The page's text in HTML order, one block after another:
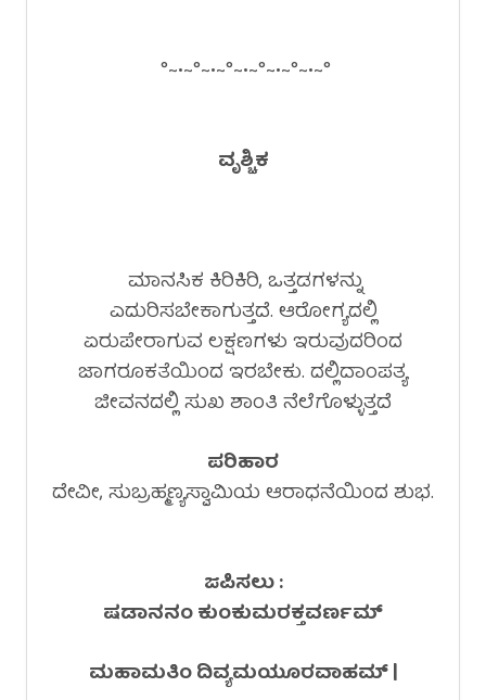
°~•~°~•~°~•~°~•~°~•~°
ವೃಶ್ಚಿಕ
ಮಾನಸಿಕ ಕಿರಿಕಿರಿ, ಒತ್ತಡಗಳನ್ನು
ಎದುರಿಸಬೇಕಾಗುತ್ತದೆ. ಆರೋಗ್ಯದಲ್ಲಿ
ಏರುಪೇರಾಗುವ ಲಕ್ಷಣಗಳು ಇರುವುದರಿಂದ
ಜಾಗರೂಕತೆಯಿಂದ ಇರಬೇಕು. ದಲ್ಲಿದಾಂಪತ್ಯ
ಜೀವನದಲ್ಲಿ ಸುಖ ಶಾಂತಿ ನೆಲೆಗೊಳ್ಳುತ್ತದೆ
ಪರಿಹಾರ
ದೇವೀ, ಸುಬ್ರಹ್ಮಣ್ಯಸ್ವಾಮಿಯ ಆರಾಧನೆಯಿಂದ ಶುಭ.
ಜಪಿಸಲು :
ಷಡಾನನಂ ಕುಂಕುಮರಕ್ತವರ್ಣಮ್
ಮಹಾಮತಿಂ ದಿವ್ಯಮಯೂರವಾಹಮ್ |